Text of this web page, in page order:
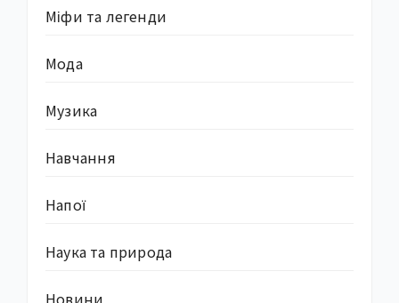
Міфи та легенди
Мода
Музика
Навчання
Напої
Наука та природа
Новини